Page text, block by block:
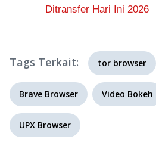
Ditransfer Hari Ini 2026
Tags Terkait: tor browser
Brave Browser Video Bokeh
UPX Browser